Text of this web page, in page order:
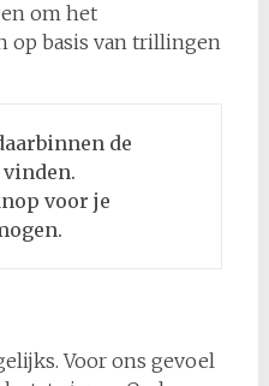
om het
op basis van trillingen
de
voor je
Voor ons gevoel